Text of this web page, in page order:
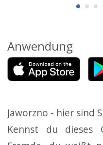
Anwendung
Jaworzno - hier sind
Kennst du dieses